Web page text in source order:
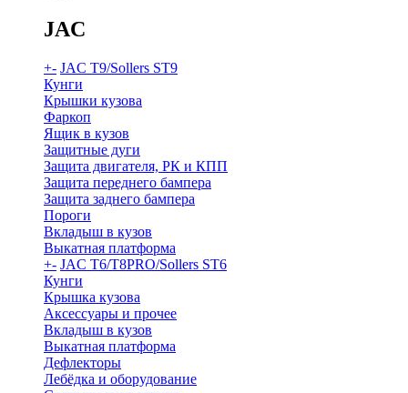
JAC
+- JAC T9/Sollers ST9
Кунги
Крышки кузова
Фаркоп
Ящик в кузов
Защитные дуги
Защита двигателя, РК и КПП
Защита переднего бампера
Защита заднего бампера
Пороги
Вкладыш в кузов
Выкатная платформа
+- JAC T6/T8PRO/Sollers ST6
Кунги
Крышка кузова
Аксессуары и прочее
Вкладыш в кузов
Выкатная платформа
Дефлекторы
Лебёдка и оборудование